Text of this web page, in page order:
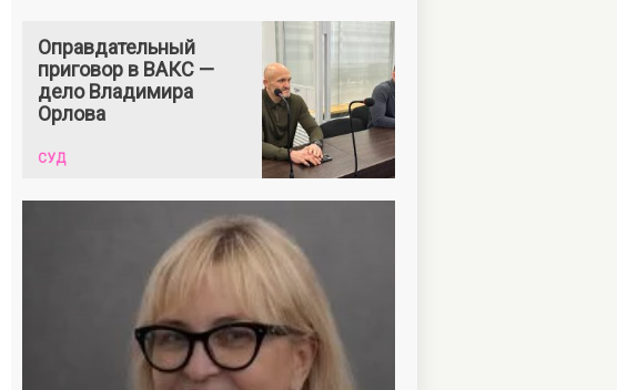
Оправдательный
приговор в ВАКС —
дело Владимира
Орлова
СУД